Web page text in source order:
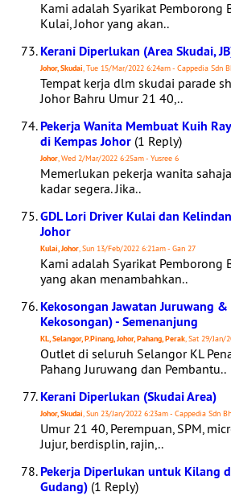
Kami adalah Syarikat Pemborong
Kulai, Johor yang akan..
Kerani Diperlukan (Area Skudai,
Johor, Skudai, Tue 15/Mar/2022 6:24am - Cappedia Sdn
Tempat kerja dlm skudai parade
Johor Bahru Umur 21 40,..
Pekerja Wanita Membuat Kuih
di Kempas Johor (1 Reply)
Johor, Wed 2/Mar/2022 6:25am - Yusree 6
Memerlukan pekerja wanita
kadar segera. Jika..
GDL Lori Driver Kulai dan
Johor
Kulai, Johor, Sun 13/Feb/2022 6:21am - Gan 27
Kami adalah Syarikat Pemborong
yang akan menambahkan..
Kekosongan Jawatan Juruwang
Kekosongan) - Semenanjung
KL, Selangor, P.Pinang, Johor, Pahang, Perak, Sat 29/Jan/
Outlet di seluruh Selangor KL
Pahang Juruwang dan Pembantu..
Kerani Diperlukan (Skudai Area)
Johor, Skudai, Sun 23/Jan/2022 6:23am - Cappedia Sdn
Umur 21 40, Perempuan, SPM,
Jujur, berdisplin, rajin,..
Pekerja Diperlukan untuk Kilang
Gudang) (1 Reply)